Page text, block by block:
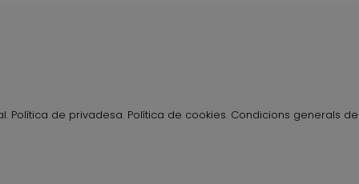
. Política de privadesa. Política de cookies. Condicions generals